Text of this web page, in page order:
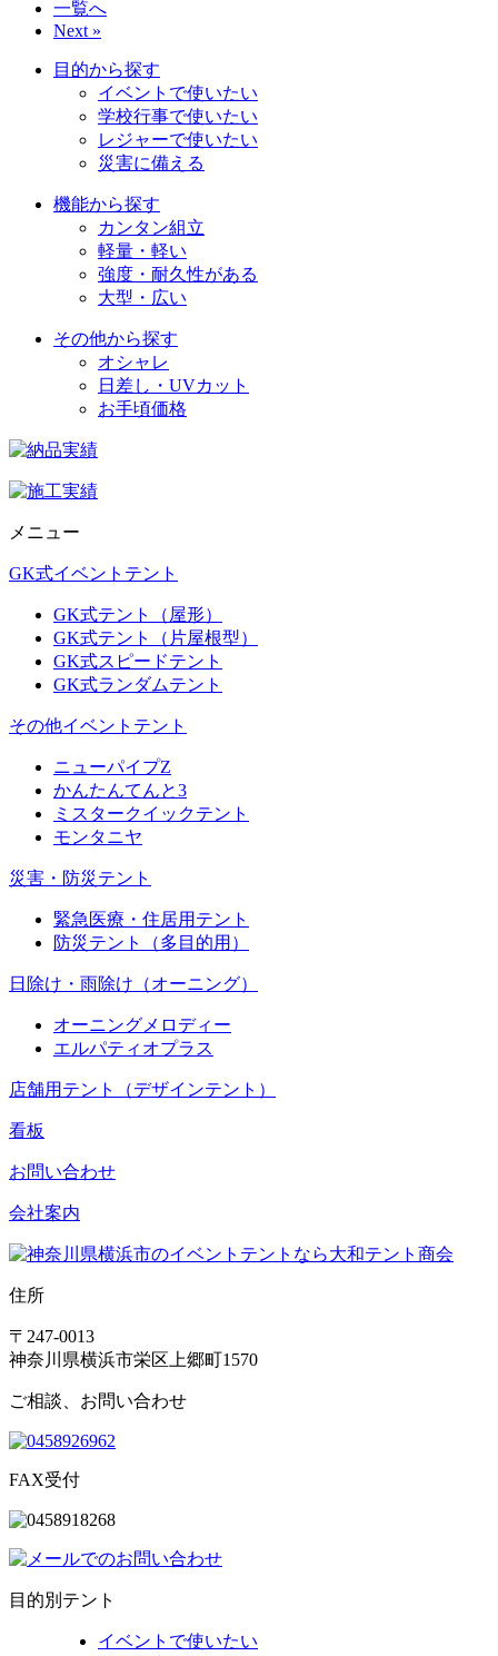
一覧へ
Next »
目的から探す
イベントで使いたい
学校行事で使いたい
レジャーで使いたい
災害に備える
機能から探す
カンタン組立
軽量・軽い
強度・耐久性がある
大型・広い
その他から探す
オシャレ
日差し・UVカット
お手頃価格
メニュー
GK式イベントテント
GK式テント（屋形）
GK式テント（片屋根型）
GK式スピードテント
GK式ランダムテント
その他イベントテント
ニューパイプZ
かんたんてんと3
ミスタークイックテント
モンタニヤ
災害・防災テント
緊急医療・住居用テント
防災テント（多目的用）
日除け・雨除け（オーニング）
オーニングメロディー
エルパティオプラス
店舗用テント（デザインテント）
看板
お問い合わせ
会社案内
住所
〒247-0013
神奈川県横浜市栄区上郷町1570
ご相談、お問い合わせ
FAX受付
目的別テント
イベントで使いたい